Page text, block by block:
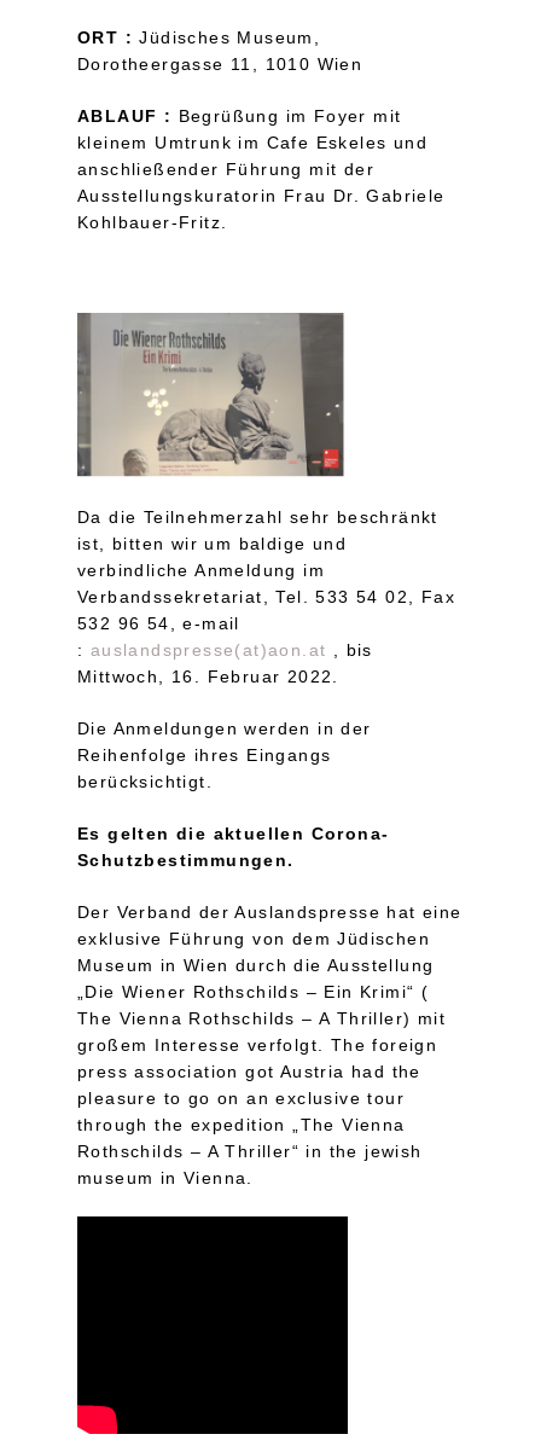
ORT : Jüdisches Museum,
Dorotheergasse 11, 1010 Wien
ABLAUF : Begrüßung im Foyer mit
kleinem Umtrunk im Cafe Eskeles und
anschließender Führung mit der
Ausstellungskuratorin Frau Dr. Gabriele
Kohlbauer-Fritz.
Da die Teilnehmerzahl sehr beschränkt
ist, bitten wir um baldige und
verbindliche Anmeldung im
Verbandssekretariat, Tel. 533 54 02, Fax
532 96 54, e-mail
: auslandspresse(at)aon.at , bis
Mittwoch, 16. Februar 2022.
Die Anmeldungen werden in der
Reihenfolge ihres Eingangs
berücksichtigt.
Es gelten die aktuellen Corona-
Schutzbestimmungen.
Der Verband der Auslandspresse hat eine
exklusive Führung von dem Jüdischen
Museum in Wien durch die Ausstellung
„Die Wiener Rothschilds – Ein Krimi“ (
The Vienna Rothschilds – A Thriller) mit
großem Interesse verfolgt. The foreign
press association got Austria had the
pleasure to go on an exclusive tour
through the expedition „The Vienna
Rothschilds – A Thriller“ in the jewish
museum in Vienna.